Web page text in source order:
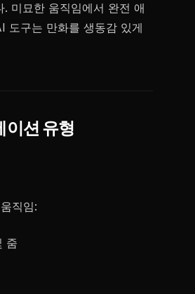
. 미묘한 움직임에서 완전 애
도구는 만화를 생동감 있게
이션 유형
직임:
줌